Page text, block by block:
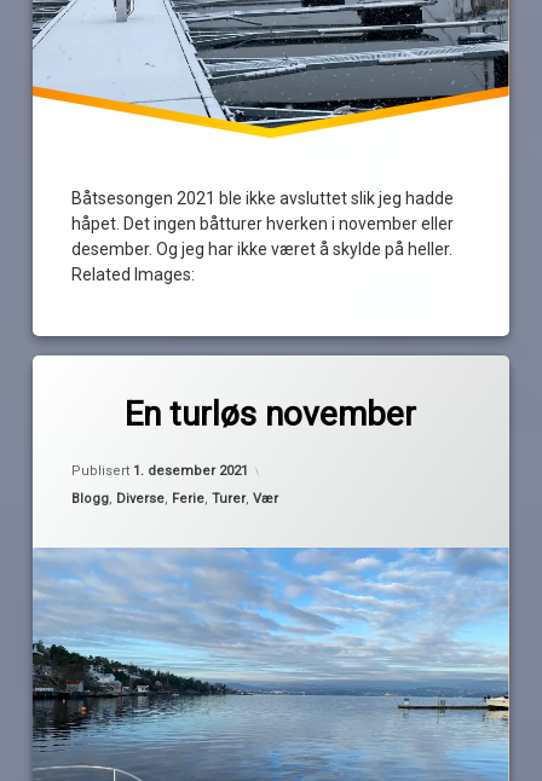
Båtsesongen 2021 ble ikke avsluttet slik jeg hadde
håpet. Det ingen båtturer hverken i november eller
desember. Og jeg har ikke været å skylde på heller.
Related Images:
En turløs november
Publisert 1. desember 2021
Kategorier:
Blogg, Diverse, Ferie,Turer,Vær
turløs
vær